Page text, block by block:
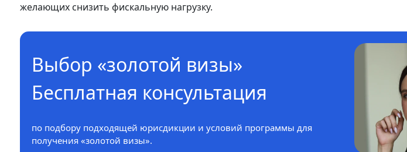
желающих снизить фискальную нагрузку.
Выбор «золотой визы»
Бесплатная консультация
по подбору подходящей юрисдикции и условий программы для
получения «золотой визы».